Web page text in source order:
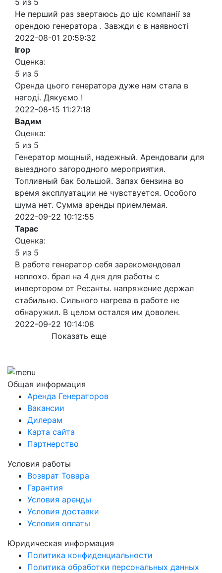
Не перший раз звертаюсь до ціє компанії за
орендою генератора . Завжди є в наявності
2022-08-01 20:59:32
Ігор
Оценка:
5 из 5
Оренда цього генератора дуже нам стала в
нагоді. Дякуємо !
2022-08-15 11:27:18
Вадим
Оценка:
5 из 5
Генератор мощный, надежный. Арендовали для
выездного загородного мероприятия.
Топливный бак большой. Запах бензина во
время эксплуатации не чувствуется. Особого
шума нет. Сумма аренды приемлемая.
2022-09-22 10:12:55
Тарас
Оценка:
5 из 5
В работе генератор себя зарекомендовал
неплохо. брал на 4 дня для работы с
инвертором от Ресанты. напряжение держал
стабильно. Сильного нагрева в работе не
обнаружил. В целом остался им доволен.
2022-09-22 10:14:08
Показать еще
Общая информация
Аренда Генераторов
Вакансии
Дилерам
Карта сайта
Партнерство
Условия работы
Возврат Товара
Гарантия
Условия аренды
Условия доставки
Условия оплаты
Юридическая информация
Политика конфиденциальности
Политика обработки персональных данных